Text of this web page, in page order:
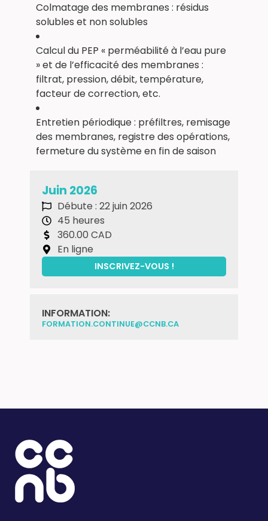
Colmatage des membranes : résidus
solubles et non solubles
Calcul du PEP « perméabilité à l’eau pure
» et de l’efficacité des membranes :
filtrat, pression, débit, température,
facteur de correction, etc.
Entretien périodique : préfiltres, remisage
des membranes, registre des opérations,
fermeture du système en fin de saison
Juin 2026
Débute : 22 juin 2026
45 heures
360.00 CAD
En ligne
INSCRIVEZ-VOUS !
INFORMATION:
FORMATION.CONTINUE@CCNB.CA